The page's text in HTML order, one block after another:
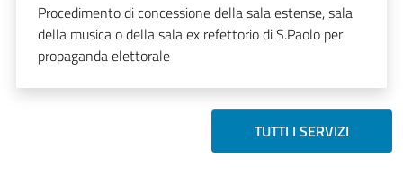
Procedimento di concessione della sala estense, sala
della musica o della sala ex refettorio di S.Paolo per
propaganda elettorale
TUTTI I SERVIZI